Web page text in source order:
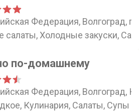
Федерация, Волгоград,
салаты, Холодные закуски,
по-домашнему
Федерация, Волгоград,
Кулинария, Салаты, Супы